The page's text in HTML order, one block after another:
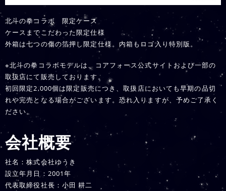
北斗の拳コラボ 限定ケース
ケースまでこだわった限定仕様
外箱は七つの傷の箔押し限定仕様。内箱もロゴ入り特別版。
※北斗の拳コラボモデルは、コアフォース公式サイトおよび一部の
取扱店にて販売しております。
初回限定2,000個は限定販売につき、取扱店においても早期の品切
れや完売となる場合がございます。恐れ入りますが、予めご了承く
ださい。
会社概要
社名：株式会社ゆうき
設立年月日：2001年
代表取締役社長：小田 耕二